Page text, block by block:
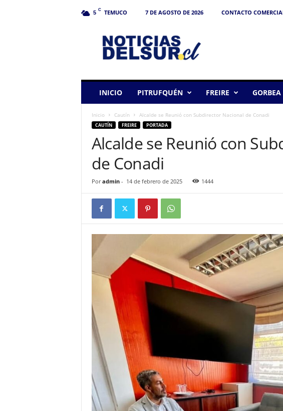
5 C TEMUCO 7 DE AGOSTO DE 2026 CONTACTO
INICIO PITRUFQUÉN FREIRE GORBEA
Inicio Cautín Alcalde se Reunió con Subdirector Nacional de Conadi
CAUTÍN FREIRE PORTADA
Alcalde se Reunió con
de Conadi
Por admin- 14 de febrero de 2025 1444